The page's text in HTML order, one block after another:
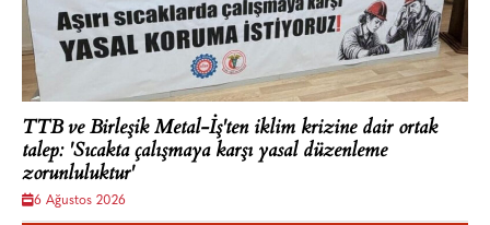
TTB ve Birleşik Metal-İş'ten iklim krizine dair ortak
talep: 'Sıcakta çalışmaya karşı yasal düzenleme
zorunluluktur'
6 Ağustos 2026